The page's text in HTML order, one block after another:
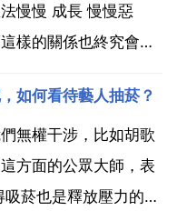
慢慢 成長 慢慢惡
樣的關係也終究會得
關係以及該如何解決
關係構建是現代醫學
如何看待藝人抽菸？
無權干涉，比如胡歌
方面的公眾大師，表
菸也是釋放壓力的一